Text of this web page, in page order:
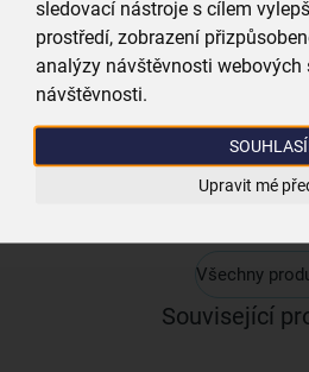
sledovací nástroje s cílem
prostředí, zobrazení
analýzy návštěvnosti
návštěvnosti.
Upravit mé
Srdce MANGO
skladem
59,00 Kč
Vložit do košíku
Všechny
Související